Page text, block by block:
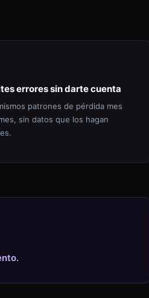
errores sin darte cuenta
patrones de pérdida mes
sin datos que los hagan